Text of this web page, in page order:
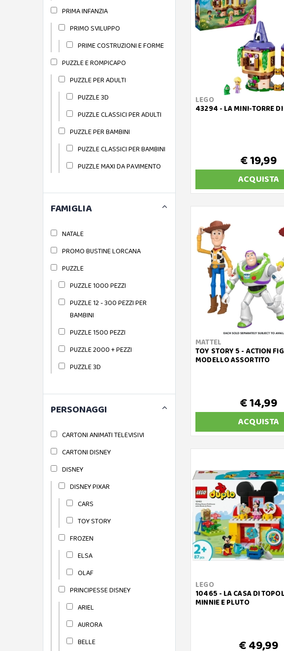
LEGO
43294 - LA MINI-TORRE DI
€ 19,99
ACQUISTA
MATTEL
TOY STORY 5 - ACTION
MODELLO ASSORTITO
€ 14,99
ACQUISTA
LEGO
10465 - LA CASA DI
MINNIE E PLUTO
€ 49,99
PRIMA INFANZIA
PRIMO SVILUPPO
PRIME COSTRUZIONI E FORME
PUZZLE E ROMPICAPO
PUZZLE PER ADULTI
PUZZLE 3D
PUZZLE CLASSICI PER ADULTI
PUZZLE PER BAMBINI
PUZZLE CLASSICI PER BAMBINI
PUZZLE MAXI DA PAVIMENTO
FAMIGLIA
NATALE
PROMO BUSTINE LORCANA
PUZZLE
PUZZLE 1000 PEZZI
PUZZLE 12 - 300 PEZZI PER
BAMBINI
PUZZLE 1500 PEZZI
PUZZLE 2000 + PEZZI
PUZZLE 3D
PERSONAGGI
CARTONI ANIMATI TELEVISIVI
CARTONI DISNEY
DISNEY
DISNEY PIXAR
CARS
TOY STORY
FROZEN
ELSA
OLAF
PRINCIPESSE DISNEY
ARIEL
AURORA
BELLE